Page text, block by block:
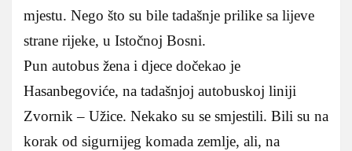
mjestu. Nego što su bile tadašnje prilike sa lijeve
strane rijeke, u Istočnoj Bosni.
Pun autobus žena i djece dočekao je
Hasanbegoviće, na tadašnjoj autobuskoj liniji
Zvornik – Užice. Nekako su se smjestili. Bili su na
korak od sigurnijeg komada zemlje, ali, na